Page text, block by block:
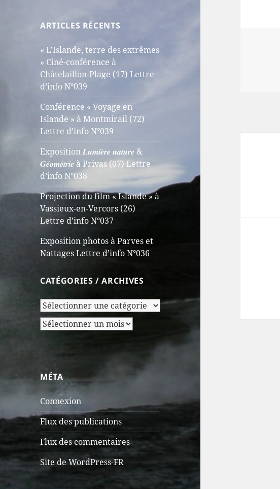
ARTICLES RÉCENTS
« L’Islande, terre des extrêmes
» Ciné-conférence à
Châtelaillon-Plage (17) Lettre
d’info N°039
Conférence « Voyage en
Islande » à Montmirail (72)
Lettre d’info N°039
Exposition 𝑳𝒖𝒎𝒊𝒆̀𝒓𝒆 𝒏𝒂𝒕𝒖𝒓𝒆 &
𝑮𝒆́𝒐𝒎𝒆́𝒕𝒓𝒊𝒆 à Privas (07) Lettre
d’info N°038
Projection du film « Islande » à
Vassieux-en-Vercors (26)
Lettre d’info N°037
Exposition photos à Parves et
Nattages Lettre d’info N°036
CATÉGORIES / ARCHIVES
Catégories
/
Archives
Archives
MÉTA
Connexion
Flux des publications
Flux des commentaires
Site de WordPress-FR